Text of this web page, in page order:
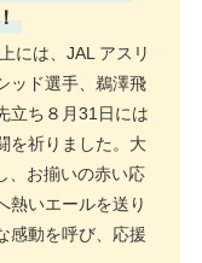
には、JAL アスリ
ッド選手、鵜澤飛
立ち８月31日には
を祈りました。大
、お揃いの赤い応
熱いエールを送り
感動を呼び、応援